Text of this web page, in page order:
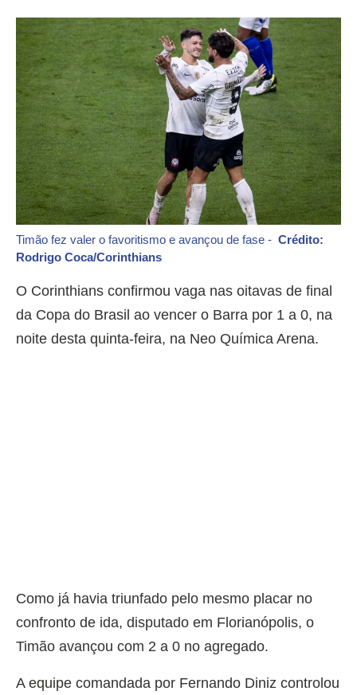
Timão fez valer o favoritismo e avançou de fase - Crédito:
Rodrigo Coca/Corinthians
O Corinthians confirmou vaga nas oitavas de final
da Copa do Brasil ao vencer o Barra por 1 a 0, na
noite desta quinta-feira, na Neo Química Arena.
Como já havia triunfado pelo mesmo placar no
confronto de ida, disputado em Florianópolis, o
Timão avançou com 2 a 0 no agregado.
A equipe comandada por Fernando Diniz controlou